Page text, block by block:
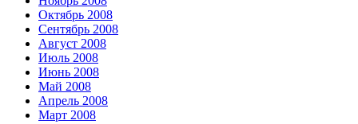
Октябрь 2008
Сентябрь 2008
Август 2008
Июль 2008
Июнь 2008
Май 2008
Апрель 2008
Март 2008